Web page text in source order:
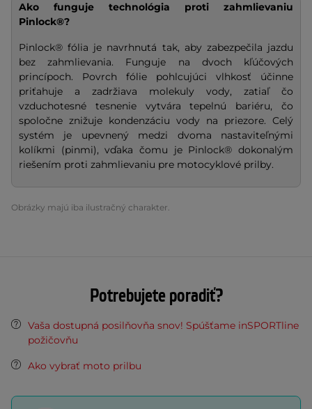
Ako funguje technológia proti zahmlievaniu
Pinlock®?
Pinlock® fólia je navrhnutá tak, aby zabezpečila jazdu
bez zahmlievania. Funguje na dvoch kľúčových
princípoch. Povrch fólie pohlcujúci vlhkosť účinne
priťahuje a zadržiava molekuly vody, zatiaľ čo
vzduchotesné tesnenie vytvára tepelnú bariéru, čo
spoločne znižuje kondenzáciu vody na priezore. Celý
systém je upevnený medzi dvoma nastaviteľnými
kolíkmi (pinmi), vďaka čomu je Pinlock® dokonalým
riešením proti zahmlievaniu pre motocyklové prilby.
Obrázky majú iba ilustračný charakter.
Potrebujete poradiť?
Vaša dostupná posilňovňa snov! Spúšťame inSPORTline
požičovňu
Ako vybrať moto prilbu